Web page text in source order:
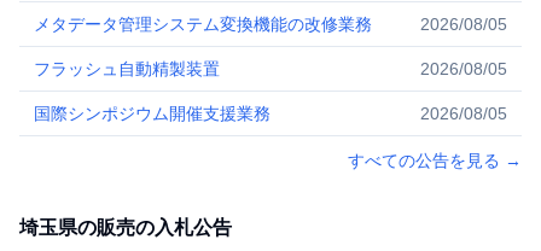
メタデータ管理システム変換機能の改修業務 2026/08/05
フラッシュ自動精製装置 2026/08/05
国際シンポジウム開催支援業務 2026/08/05
すべての公告を見る →
埼玉県の販売の入札公告